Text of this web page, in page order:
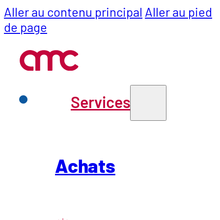
Aller au contenu principal Aller au pied
de page
Services
Achats
Services
Achats
SCM
Rendre la